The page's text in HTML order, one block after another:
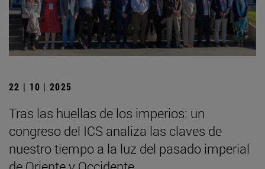
22 | 10 | 2025
Tras las huellas de los imperios: un
congreso del ICS analiza las claves de
nuestro tiempo a la luz del pasado imperial